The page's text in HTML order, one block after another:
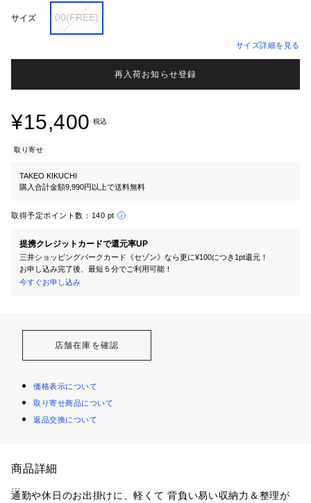
サイズ 00(FREE)
サイズ詳細を見る
再入荷お知らせ登録
¥15,400 税込
取り寄せ
TAKEO KIKUCHI
購入合計金額9,990円以上で送料無料
取得予定ポイント数： 140 pt
提携クレジットカードで還元率UP
三井ショッピングパークカード《セゾン》なら更に¥100につき1pt還元！
お申し込み完了後、最短５分でご利用可能！
今すぐお申し込み
店舗在庫を確認
価格表示について
取り寄せ商品について
返品交換について
商品詳細
通勤や休日のお出掛けに、軽くて 背負い易い収納力＆整理が